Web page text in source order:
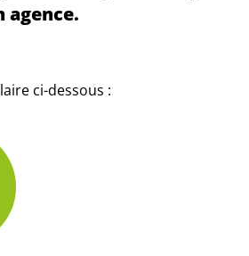
agence.
ci-dessous :